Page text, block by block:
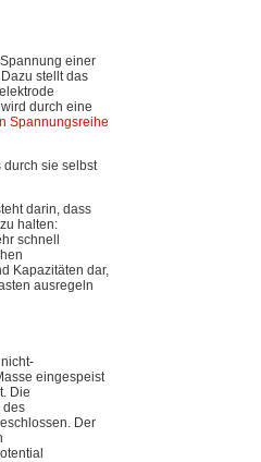
einer
stellt das
durch eine
Spannungsreihe
durch sie selbst
darin, dass
halten:
schnell
Kapazitäten dar,
ausregeln
eingespeist
Die
des
Der